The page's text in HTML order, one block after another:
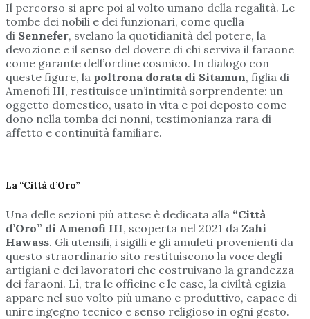
Il percorso si apre poi al volto umano della regalità. Le
tombe dei nobili e dei funzionari, come quella
di Sennefer, svelano la quotidianità del potere, la
devozione e il senso del dovere di chi serviva il faraone
come garante dell’ordine cosmico. In dialogo con
queste figure, la poltrona dorata di Sitamun, figlia di
Amenofi III, restituisce un’intimità sorprendente: un
oggetto domestico, usato in vita e poi deposto come
dono nella tomba dei nonni, testimonianza rara di
affetto e continuità familiare.
La “Città d’Oro”
Una delle sezioni più attese è dedicata alla “Città
d’Oro” di Amenofi III, scoperta nel 2021 da Zahi
Hawass. Gli utensili, i sigilli e gli amuleti provenienti da
questo straordinario sito restituiscono la voce degli
artigiani e dei lavoratori che costruivano la grandezza
dei faraoni. Lì, tra le officine e le case, la civiltà egizia
appare nel suo volto più umano e produttivo, capace di
unire ingegno tecnico e senso religioso in ogni gesto.